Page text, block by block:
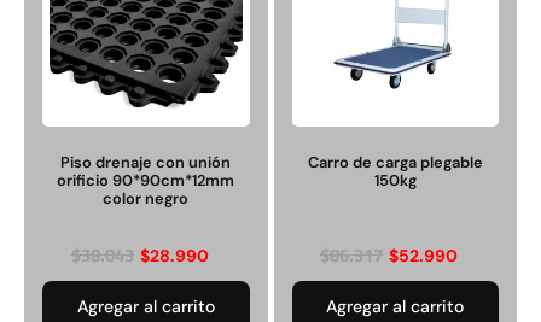
Piso drenaje con unión
orificio 90*90cm*12mm
color negro
$38.043 $28.990
Agregar al carrito
Carro de carga plegable
150kg
$86.317 $52.990
Agregar al carrito